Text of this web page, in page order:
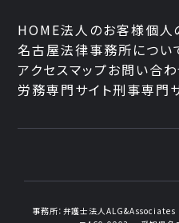
HOME法人のお客様個人
名古屋法律事務所につい
アクセスマップお問い合
労務専門サイト刑事専門
事務所： 弁護士法人ALG&Associates